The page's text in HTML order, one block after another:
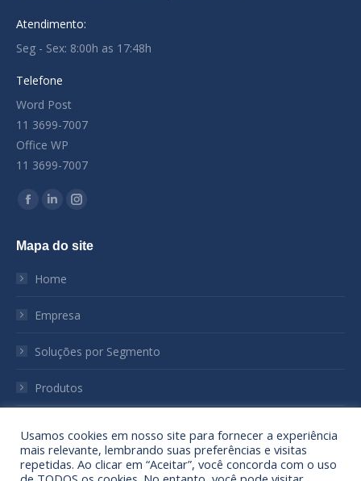
Atendimento:
Seg - Sex: 8:00h as 17:48h
Telefone
Word Post
11 3699-7007
Office WP
11 3699-7007
Encontre-nos em:
Facebook
opens
window
Linkedin
opens
window
Instagram
opens
window
Mapa do site
Home
Empresa
Soluções por Segmento
Produtos
Sustentabilidade
Usamos cookies em nosso site para fornecer a experiência
mais relevante, lembrando suas preferências e visitas
repetidas. Ao clicar em “Aceitar”, você concorda com o uso